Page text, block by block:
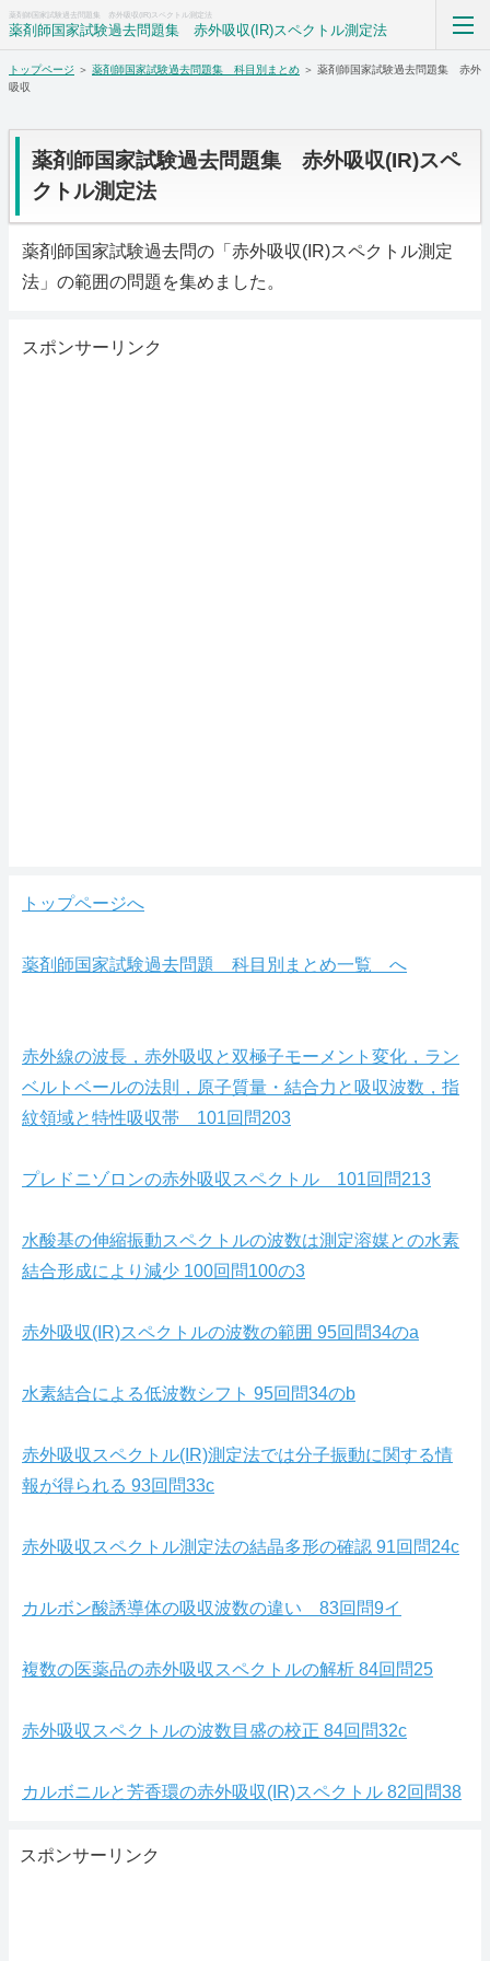
薬剤師国家試験過去問題集 赤外吸収(IR)スペクトル測定法
薬剤師国家試験過去問題集 赤外吸収(IR)スペクトル測定法
薬剤師国家試験過去問題集解答解説科目別まとめ
ホーム
RSS購読
トップページ ＞ 薬剤師国家試験過去問題集 科目別まとめ ＞ 薬剤師国家試験過去問題集 赤外
吸収
薬剤師国家試験過去問題集 赤外吸収(IR)スペ
クトル測定法
薬剤師国家試験過去問の「赤外吸収(IR)スペクトル測定
法」の範囲の問題を集めました。
スポンサーリンク
トップページへ
薬剤師国家試験過去問題 科目別まとめ一覧 へ
赤外線の波長，赤外吸収と双極子モーメント変化，ラン
ベルトベールの法則，原子質量・結合力と吸収波数，指
紋領域と特性吸収帯 101回問203
プレドニゾロンの赤外吸収スペクトル 101回問213
水酸基の伸縮振動スペクトルの波数は測定溶媒との水素
結合形成により減少 100回問100の3
赤外吸収(IR)スペクトルの波数の範囲 95回問34のa
水素結合による低波数シフト 95回問34のb
赤外吸収スペクトル(IR)測定法では分子振動に関する情
報が得られる 93回問33c
赤外吸収スペクトル測定法の結晶多形の確認 91回問24c
カルボン酸誘導体の吸収波数の違い 83回問9イ
複数の医薬品の赤外吸収スペクトルの解析 84回問25
赤外吸収スペクトルの波数目盛の校正 84回問32c
カルボニルと芳香環の赤外吸収(IR)スペクトル 82回問38
スポンサーリンク